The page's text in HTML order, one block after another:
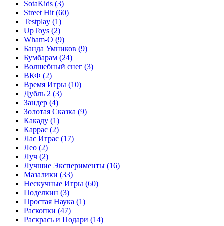
SotaKids (3)
Street Hit (60)
Testplay (1)
UpToys (2)
Wham-O (9)
Банда Умников (9)
Бумбарам (24)
Волшебный снег (3)
ВКФ (2)
Время Игры (10)
Дубль 2 (3)
Зандер (4)
Золотая Сказка (9)
Какаду (1)
Каррас (2)
Лас Играс (17)
Лео (2)
Луч (2)
Лучшие Эксперименты (16)
Мазалики (33)
Нескучные Игры (60)
Поделкин (3)
Простая Наука (1)
Раскопки (47)
Раскрась и Подари (14)